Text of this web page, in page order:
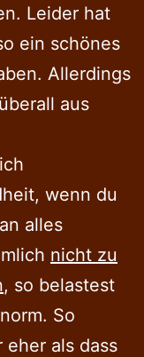
Leider hat
ein schönes
Allerdings
aus
wenn du
alles
nicht zu
, so belastest
So
als dass